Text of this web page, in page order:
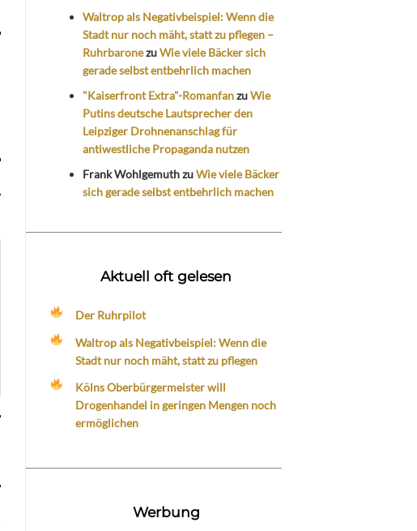
Waltrop als Negativbeispiel: Wenn die
Stadt nur noch mäht, statt zu pflegen –
RuhrbaronezuWie viele Bäcker sich
gerade selbst entbehrlich machen
"Kaiserfront Extra"-RomanfanzuWie
Putins deutsche Lautsprecher den
Leipziger Drohnenanschlag für
antiwestliche Propaganda nutzen
Frank WohlgemuthzuWie viele Bäcker
sich gerade selbst entbehrlich machen
Aktuell oft gelesen
Der Ruhrpilot
Waltrop als Negativbeispiel: Wenn die
Stadt nur noch mäht, statt zu pflegen
Kölns Oberbürgermeister will
Drogenhandel in geringen Mengen noch
ermöglichen
Werbung